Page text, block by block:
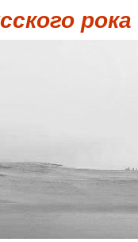
рока